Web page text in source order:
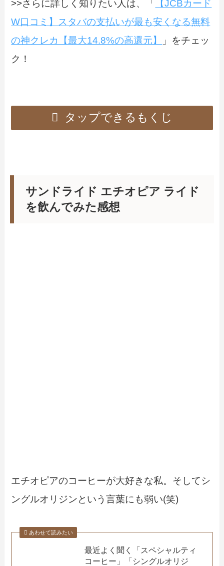
>>さらに詳しく知りたい人は、「
【JCBカード
W口コミ】スタバの支払いが最も安くなる無料
の神クレカ【最大14.8%の高還元】
」をチェッ
ク！
タップできるもくじ
サンドライド エチオピア ライド
を飲んでみた感想
エチオピアのコーヒーが大好きな私。そしてシ
ングルオリジンという言葉にも弱い(笑)
あわせて読みたい
最近よく聞く「スペシャルティ
コーヒー」「シングルオリジ